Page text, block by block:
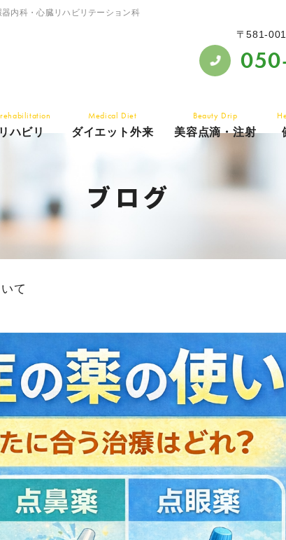
内科・心臓リハビリテーション科
〒581-
ハビリ
Medical Diet
ダイエット外来
Beauty Drip
美容点滴・注射
ブログ
て